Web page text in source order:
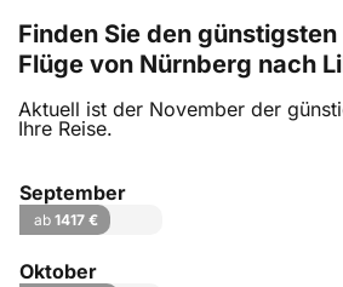
Finden Sie den
Flüge von Nürnberg nach
Aktuell ist der November der
Ihre Reise.
September
ab 1417 €
Oktober